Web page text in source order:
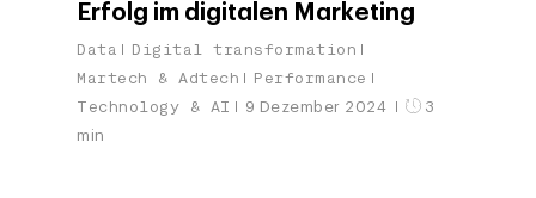
Erfolg im digitalen Marketing
Data
Digital transformation
Martech & Adtech
Performance
Technology & AI
9 Dezember 2024
3
min